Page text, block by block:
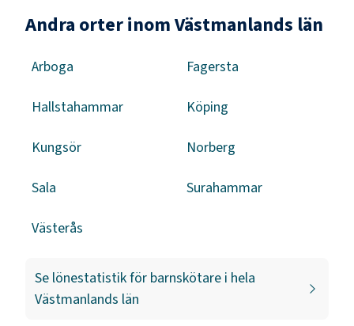
Andra orter inom Västmanlands län
Arboga Fagersta
Hallstahammar Köping
Kungsör Norberg
Sala Surahammar
Västerås
Se lönestatistik för barnskötare i hela
Västmanlands län